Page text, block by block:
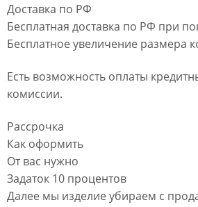
Доставка по РФ
Бесплатная доставка по РФ при
Бесплатное увеличение размера
Есть возможность оплаты
комиссии.
Рассрочка
Как оформить
От вас нужно
Задаток 10 процентов
Далее мы изделие убираем с